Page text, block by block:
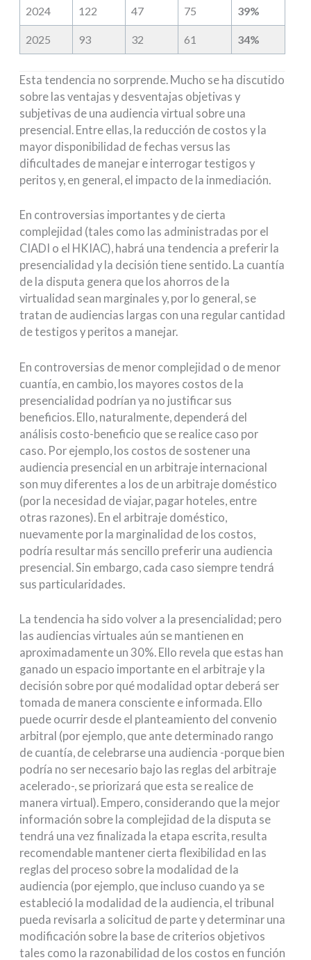
2024 122 47 75 39%
2025 93 32 61 34%
Esta tendencia no sorprende. Mucho se ha discutido
sobre las ventajas y desventajas objetivas y
subjetivas de una audiencia virtual sobre una
presencial. Entre ellas, la reducción de costos y la
mayor disponibilidad de fechas versus las
dificultades de manejar e interrogar testigos y
peritos y, en general, el impacto de la inmediación.
En controversias importantes y de cierta
complejidad (tales como las administradas por el
CIADI o el HKIAC), habrá una tendencia a preferir la
presencialidad y la decisión tiene sentido. La cuantía
de la disputa genera que los ahorros de la
virtualidad sean marginales y, por lo general, se
tratan de audiencias largas con una regular cantidad
de testigos y peritos a manejar.
En controversias de menor complejidad o de menor
cuantía, en cambio, los mayores costos de la
presencialidad podrían ya no justificar sus
beneficios. Ello, naturalmente, dependerá del
análisis costo-beneficio que se realice caso por
caso. Por ejemplo, los costos de sostener una
audiencia presencial en un arbitraje internacional
son muy diferentes a los de un arbitraje doméstico
(por la necesidad de viajar, pagar hoteles, entre
otras razones). En el arbitraje doméstico,
nuevamente por la marginalidad de los costos,
podría resultar más sencillo preferir una audiencia
presencial. Sin embargo, cada caso siempre tendrá
sus particularidades.
La tendencia ha sido volver a la presencialidad; pero
las audiencias virtuales aún se mantienen en
aproximadamente un 30%. Ello revela que estas han
ganado un espacio importante en el arbitraje y la
decisión sobre por qué modalidad optar deberá ser
tomada de manera consciente e informada. Ello
puede ocurrir desde el planteamiento del convenio
arbitral (por ejemplo, que ante determinado rango
de cuantía, de celebrarse una audiencia -porque bien
podría no ser necesario bajo las reglas del arbitraje
acelerado-, se priorizará que esta se realice de
manera virtual). Empero, considerando que la mejor
información sobre la complejidad de la disputa se
tendrá una vez finalizada la etapa escrita, resulta
recomendable mantener cierta flexibilidad en las
reglas del proceso sobre la modalidad de la
audiencia (por ejemplo, que incluso cuando ya se
estableció la modalidad de la audiencia, el tribunal
pueda revisarla a solicitud de parte y determinar una
modificación sobre la base de criterios objetivos
tales como la razonabilidad de los costos en función